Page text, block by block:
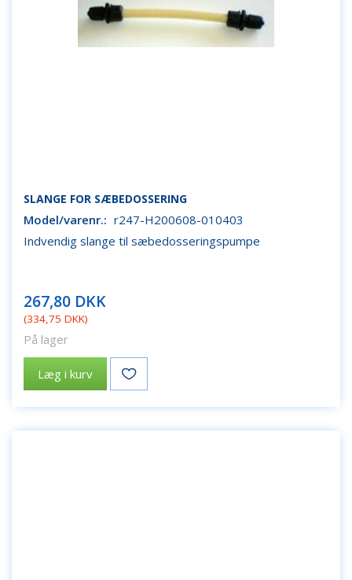
SLANGE FOR SÆBEDOSSERING
Model/varenr.: r247-H200608-010403
Indvendig slange til sæbedosseringspumpe
267,80 DKK
(334,75 DKK)
På lager
Læg i kurv